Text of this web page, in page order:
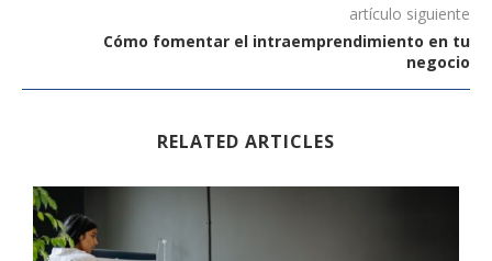
artículo siguiente
Cómo fomentar el intraemprendimiento en tu
negocio
RELATED ARTICLES